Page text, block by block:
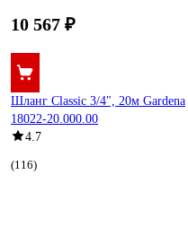
10 567 ₽
Шланг Classic 3/4", 20м Gardena
18022-20.000.00
4.7
(116)